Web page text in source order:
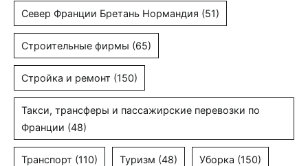
Север Франции Бретань Нормандия (51)
Строительные фирмы (65)
Стройка и ремонт (150)
Такси, трансферы и пассажирские перевозки по
Франции (48)
Транспорт (110) Туризм (48) Уборка (150)